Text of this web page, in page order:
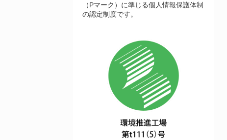
（Pマーク）に準じる個人情報保護体制
の認定制度です。